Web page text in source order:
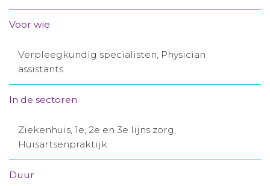
Voor wie
Verpleegkundig specialisten, Physician
assistants
In de sectoren
Ziekenhuis, 1e, 2e en 3e lijns zorg,
Huisartsenpraktijk
Duur